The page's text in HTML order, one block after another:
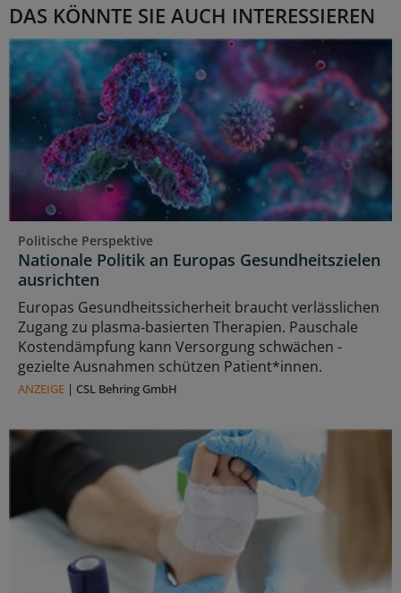
DAS KÖNNTE SIE AUCH INTERESSIEREN
Politische Perspektive
Nationale Politik an Europas Gesundheitszielen
ausrichten
Europas Gesundheitssicherheit braucht verlässlichen
Zugang zu plasma‑basierten Therapien. Pauschale
Kostendämpfung kann Versorgung schwächen -
gezielte Ausnahmen schützen Patient*innen.
ANZEIGE | CSL Behring GmbH